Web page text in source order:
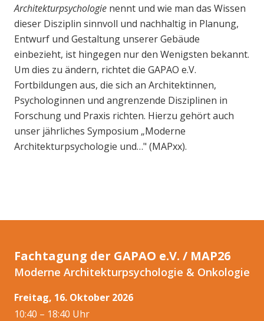
Architekturpsychologie nennt und wie man das Wissen
dieser Disziplin sinnvoll und nachhaltig in Planung,
Entwurf und Gestaltung unserer Gebäude
einbezieht, ist hingegen nur den Wenigsten bekannt.
Um dies zu ändern, richtet die GAPAO e.V.
Fortbildungen aus, die sich an Architektinnen,
Psychologinnen und angrenzende Disziplinen in
Forschung und Praxis richten. Hierzu gehört auch
unser jährliches Symposium „Moderne
Architekturpsychologie und…" (MAPxx).
Fachtagung der GAPAO e.V. / MAP26
Moderne Architekturpsychologie & Onkologie
Freitag, 16. Oktober 2026
10:40 – 18:40 Uhr